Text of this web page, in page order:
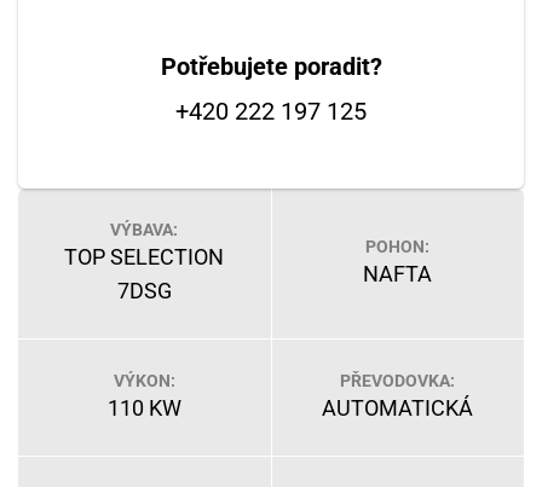
Potřebujete poradit?
+420 222 197 125
VÝBAVA:
TOP SELECTION
7DSG
POHON:
NAFTA
VÝKON:
110 KW
PŘEVODOVKA:
AUTOMATICKÁ